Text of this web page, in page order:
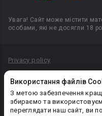
Використання файлів
З метою забезпечення
збираємо та
переглядати наш сайт, ви
Увага! Сайт може містити
особами, які не досягли 18
Privacy policy
Політика конфіденційності
Правила публікації